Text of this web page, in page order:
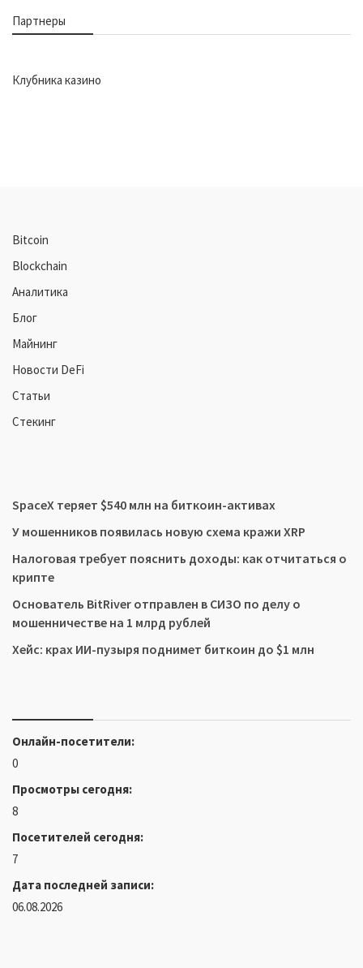
Партнеры
Клубника казино
Bitcoin
Blockchain
Аналитика
Блог
Майнинг
Новости DeFi
Статьи
Стекинг
SpaceX теряет $540 млн на биткоин-активах
У мошенников появилась новую схема кражи XRP
Налоговая требует пояснить доходы: как отчитаться о
крипте
Основатель BitRiver отправлен в СИЗО по делу о
мошенничестве на 1 млрд рублей
Хейс: крах ИИ-пузыря поднимет биткоин до $1 млн
Онлайн-посетители:
0
Просмотры сегодня:
8
Посетителей сегодня:
7
Дата последней записи:
06.08.2026